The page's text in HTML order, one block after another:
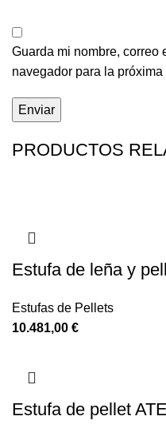
Guarda mi nombre, correo
navegador para la
PRODUCTOS
Estufa de leña y
Estufas de Pellets
10.481,00 €
Estufa de pellet